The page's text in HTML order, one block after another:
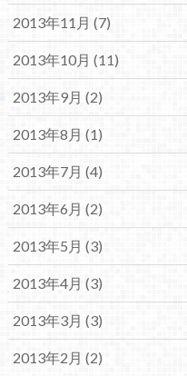
2013年11月 (7)
2013年10月 (11)
2013年9月 (2)
2013年8月 (1)
2013年7月 (4)
2013年6月 (2)
2013年5月 (3)
2013年4月 (3)
2013年3月 (3)
2013年2月 (2)